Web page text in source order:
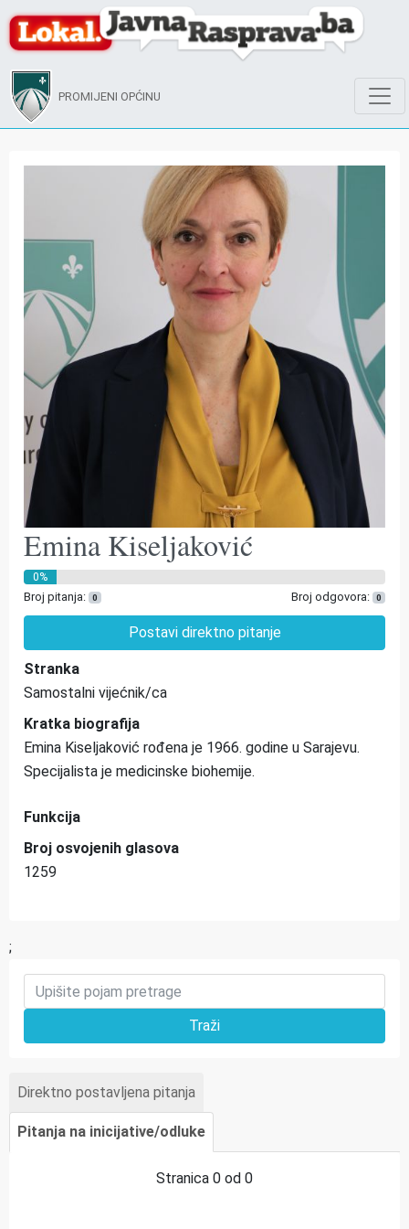
PROMIJENI OPĆINU
Emina Kiseljaković
0%
Broj pitanja: 0 Broj odgovora: 0
Postavi direktno pitanje
Stranka
Samostalni vijećnik/ca
Kratka biografija
Emina Kiseljaković rođena je 1966. godine u Sarajevu.
Specijalista je medicinske biohemije.
Funkcija
Broj osvojenih glasova
1259
;
Direktno postavljena pitanja
Pitanja na inicijative/odluke
Stranica 0 od 0